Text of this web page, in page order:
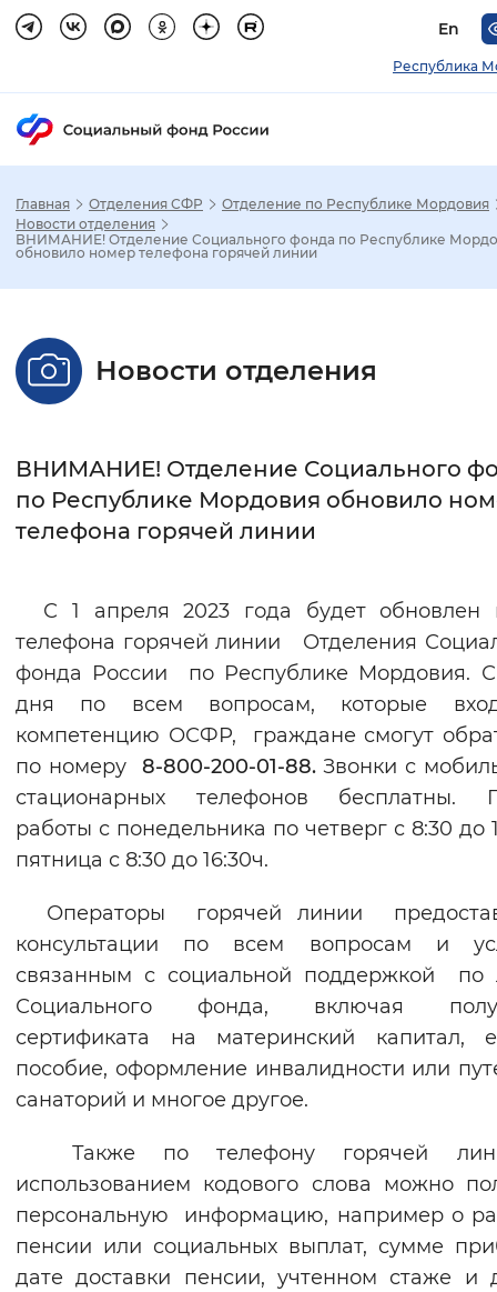
En
Республика
Стандартный Увеличенный
Без засечек С засечками
Интервал между буквами
Цвет сайта
Монохромный Инверсивный
Синий фон
Изображения
Включены Выключены
Воспроизвести Остановить
Вернуть стандартные настройки
Главная Отделения СФР
Отделение по Республике Мордовия
Новости отделения
ВНИМАНИЕ! Отделение Социального фонда по Республике
обновило номер телефона горячей линии
Новости отделения
ВНИМАНИЕ! Отделение Социального
по Республике Мордовия обновило
телефона горячей линии
С 1 апреля 2023 года будет обновлен
телефона горячей линии Отделения
фонда России по Республике Мордовия. С
дня по всем вопросам, которые
компетенцию ОСФР, граждане смогут
по номеру 8-800-200-01-88.Звонки с
стационарных телефонов бесплатны.
работы с понедельника по четверг с 8:30 до
пятница с 8:30 до 16:30ч.
Операторы горячей линии
консультации по всем вопросам и
связанным с социальной поддержкой по
Социального фонда, включая
сертификата на материнский капитал,
пособие, оформление инвалидности или
санаторий и многое другое.
Также по телефону горячей
использованием кодового слова можно
персональную информацию, например о
пенсии или социальных выплат, сумме
дате доставки пенсии, учтенном стаже и